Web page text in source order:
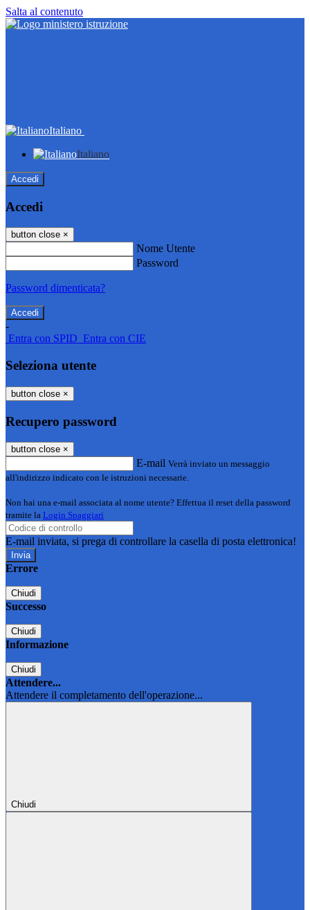
Salta al contenuto
Italiano
Italiano
Accedi
Accedi
button close ×
Nome Utente
Password
Password dimenticata?
-
Entra con SPID Entra con CIE
Seleziona utente
button close ×
Recupero password
button close ×
E-mail Verrà inviato un messaggio
all'indirizzo indicato con le istruzioni necessarie.
Non hai una e-mail associata al nome utente? Effettua il reset della password
tramite la Login Spaggiari
E-mail inviata, si prega di controllare la casella di posta elettronica!
Errore
Chiudi
Successo
Chiudi
Informazione
Chiudi
Attendere...
Attendere il completamento dell'operazione...
Chiudi